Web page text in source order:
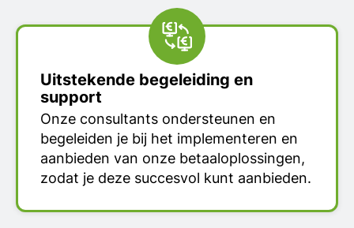
Uitstekende begeleiding en
support
Onze consultants ondersteunen en
begeleiden je bij het implementeren en
aanbieden van onze betaaloplossingen,
zodat je deze succesvol kunt aanbieden.